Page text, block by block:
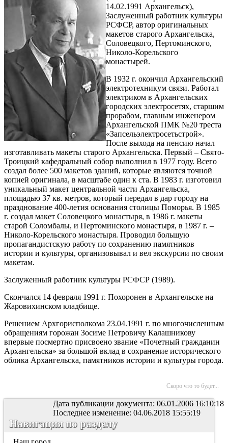
14.02.1991 Архангельск),
Заслуженный работник культуры
РСФСР, автор оригинальных
макетов старого Архангельска,
Соловецкого, Пертоминского,
Николо-Корельского
монастырей.
В 1932 г. окончил Архангельский
электротехникум связи. Работал
электриком в Архангельских
городских электросетях, старшим
прорабом, главным инженером
Архангельской ПМК №20 треста
«Запсельэлектросетьстрой».
После выхода на пенсию начал
изготавливать макеты старого Архангельска. Первый – Свято-
Троицкий кафедральный собор выполнил в 1977 году. Всего
создал более 500 макетов зданий, которые являются точной
копией оригинала, в масштабе один к ста. В 1983 г. изготовил
уникальный макет центральной части Архангельска,
площадью 37 кв. метров, который передал в дар городу на
празднование 400-летия основания столицы Поморья. В 1985
г. создал макет Соловецкого монастыря, в 1986 г. макеты
старой Соломбалы, и Пертоминского монастыря, в 1987 г. –
Николо-Корельского монастыря. Проводил большую
пропагандистскую работу по сохранению памятников
истории и культуры, организовывал и вел экскурсии по своим
макетам.
Заслуженный работник культуры РСФСР (1989).
Скончался 14 февраля 1991 г. Похоронен в Архангельске на
Жаровихинском кладбище.
Решением Архгорисполкома 23.04.1991 г. по многочисленным
обращениям горожан Зосиме Петровичу Калашникову
впервые посмертно присвоено звание «Почетный гражданин
Архангельска» за большой вклад в сохранение исторического
облика Архангельска, памятников истории и культуры города.
Скоро что то будет...
Дата публикации документа: 06.01.2006 16:10:18
Последнее изменение: 04.06.2018 15:55:19
Навигация по разделу